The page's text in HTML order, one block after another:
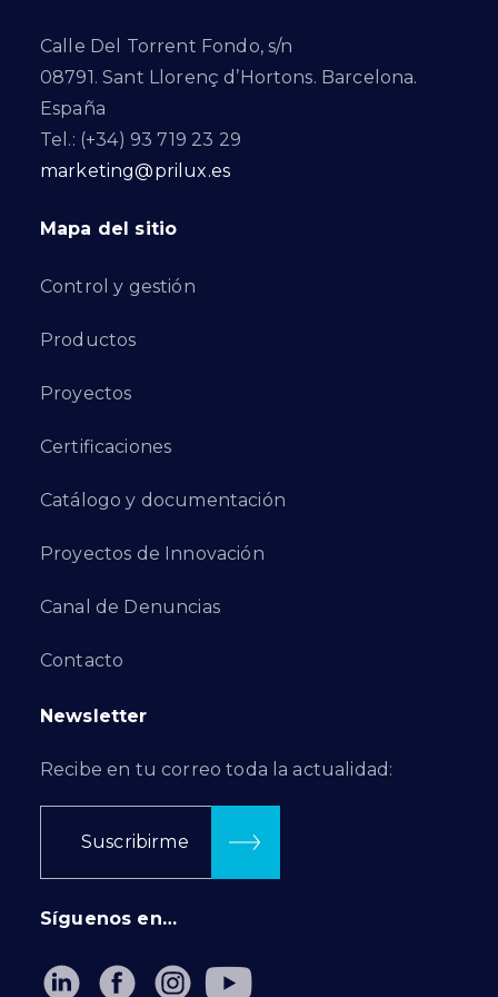
Calle Del Torrent Fondo, s/n
08791. Sant Llorenç d’Hortons. Barcelona.
España
Tel.: (+34) 93 719 23 29
marketing@prilux.es
Mapa del sitio
Control y gestión
Productos
Proyectos
Certificaciones
Catálogo y documentación
Proyectos de Innovación
Canal de Denuncias
Contacto
Newsletter
Recibe en tu correo toda la actualidad:
Suscribirme
Síguenos en…